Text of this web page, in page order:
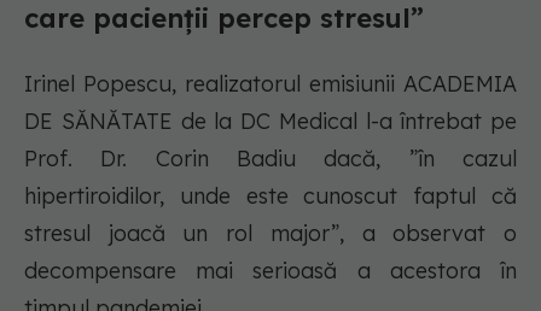
care pacienții percep stresul”
Irinel Popescu, realizatorul emisiunii ACADEMIA
DE SĂNĂTATE de la DC Medical l-a întrebat pe
Prof. Dr. Corin Badiu dacă, ”în cazul
hipertiroidilor, unde este cunoscut faptul că
stresul joacă un rol major”, a observat o
decompensare mai serioasă a acestora în